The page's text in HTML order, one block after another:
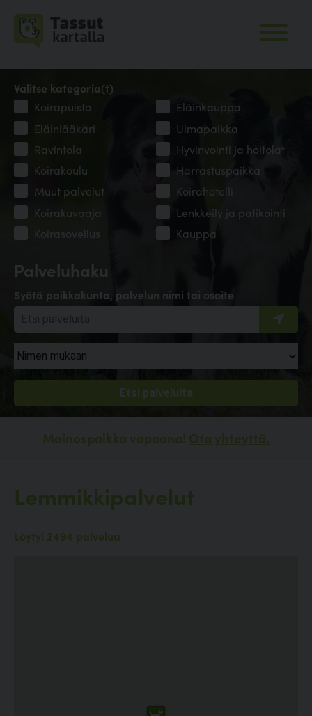
Palveluhaku
Syötä paikkakunta, palvelun nimi tai osoite
Valitse kategoria(t)
Koirapuisto
Eläinkauppa
Eläinlääkäri
Uimapaikka
Ravintola
Hyvinvointi ja hoitolat
Koirakoulu
Harrastuspaikka
Muut palvelut
Koirahotelli
Koirakuvaaja
Lenkkeily ja patikointi
Koirasovellus
Kauppa
Mainospaikka vapaana! Ota yhteyttä.
Lemmikkipalvelut
Löytyi 2494 palvelua